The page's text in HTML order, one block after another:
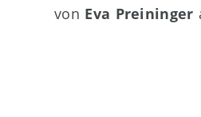
von Eva Preininger